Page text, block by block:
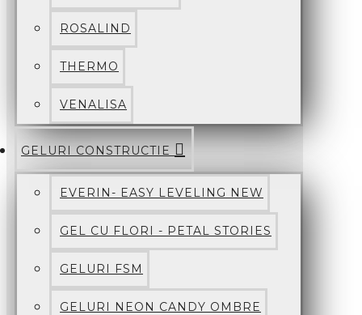
ROSALIND
THERMO
VENALISA
GELURI CONSTRUCTIE
EVERIN- EASY LEVELING NEW
GEL CU FLORI - PETAL STORIES
GELURI FSM
GELURI NEON CANDY OMBRE